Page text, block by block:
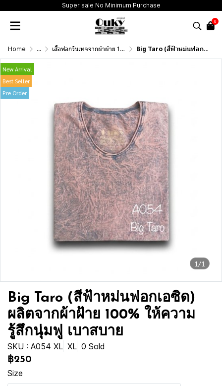
Super sale No Minimum Purchase
0
Home ... เสื้อฟอกวินเทจจากผ้าผ้าย 100 เปอร์เซนต์ รุ่นดั้งเดิม (T-Shirt Originai Vintage Washed Cotton 100%) Big Taro (สีฟ้าหม่นฟอกเอซิด) ผลิตจากผ้าฝ้าย 100% ให้ความรู้สึกนุ่มฟู เบาสบาย
1/1
New Arrival
Best Seller
Pre Order
Big Taro (สีฟ้าหม่นฟอกเอซิด)
ผลิตจากผ้าฝ้าย 100% ให้ความ
รู้สึกนุ่มฟู เบาสบาย
SKU : A054 XL XL 0 Sold
฿250
Size